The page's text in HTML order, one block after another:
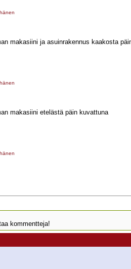
makasiini ja asuinrakennus kaakosta
makasiini etelästä päin kuvattuna
kommentteja!